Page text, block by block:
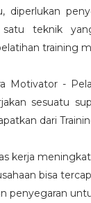
diperlukan
satu teknik
training
Motivator -
sesuatu
dari
kerja meningkat
bisa